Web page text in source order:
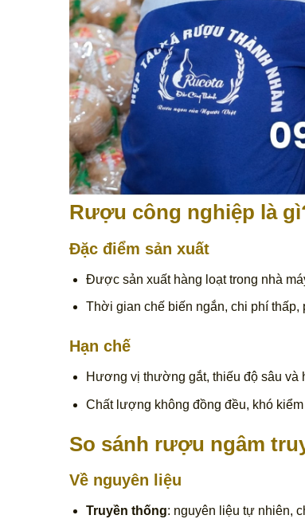
Rượu công nghiệp là
Đặc điểm sản xuất
Được sản xuất hàng loạt trong nhà
Thời gian chế biến ngắn, chi phí
Hạn chế
Hương vị thường gắt, thiếu độ sâu và
Chất lượng không đồng đều, khó
So sánh rượu ngâm
Về nguyên liệu
Truyền thống: nguyên liệu tự nhiên,